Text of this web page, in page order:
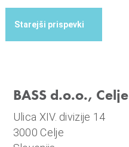
BASS d.o.o., Celje
Ulica XIV. divizije 14
3000 Celje